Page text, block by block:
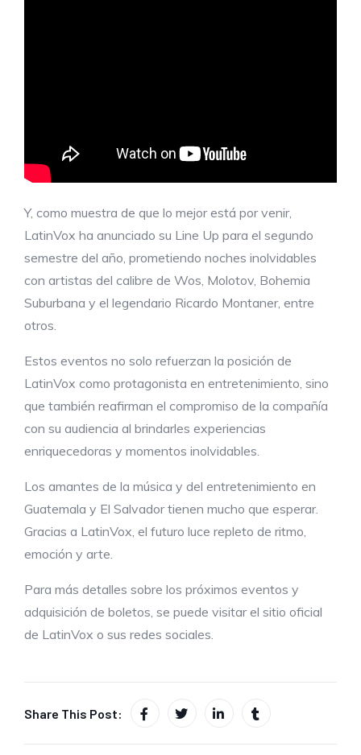
Y, como muestra de que lo mejor está por venir,
LatinVox ha anunciado su Line Up para el segundo
semestre del año, prometiendo noches inolvidables
con artistas del calibre de Wos, Molotov, Bohemia
Suburbana y el legendario Ricardo Montaner, entre
otros.
Estos eventos no solo refuerzan la posición de
LatinVox como protagonista en entretenimiento, sino
que también reafirman el compromiso de la compañía
con su audiencia al brindarles experiencias
enriquecedoras y momentos inolvidables.
Los amantes de la música y del entretenimiento en
Guatemala y El Salvador tienen mucho que esperar.
Gracias a LatinVox, el futuro luce repleto de ritmo,
emoción y arte.
Para más detalles sobre los próximos eventos y
adquisición de boletos, se puede visitar el sitio oficial
de LatinVox o sus redes sociales.
Share This Post: